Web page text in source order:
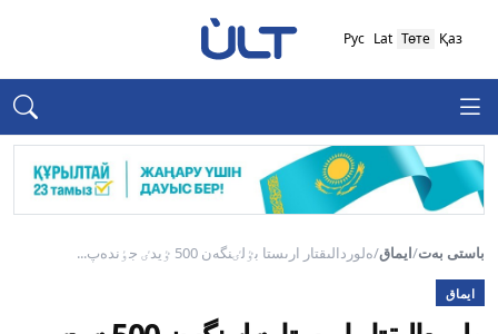
Қаз
Төте
Lat
Рус
باستى بەت/ايماق/ەلوردالىقتار ارىستا بٷلٸنگەن 500 ٷيدٸ جٶندەپ...
ايماق